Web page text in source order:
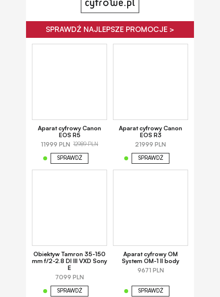
SPRAWDŹ NAJLEPSZE PROMOCJE >
Aparat cyfrowy Canon
EOS R5
11999 PLN 12989 PLN
SPRAWDŹ
Aparat cyfrowy Canon
EOS R3
21999 PLN
SPRAWDŹ
Obiektyw Tamron 35-150
mm f/2-2.8 DI III VXD Sony
E
7099 PLN
SPRAWDŹ
Aparat cyfrowy OM
System OM-1 II body
9671 PLN
SPRAWDŹ